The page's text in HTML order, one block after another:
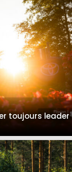
toujours leader